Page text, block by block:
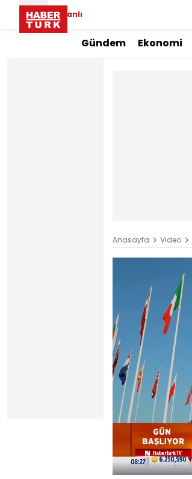
Canlı
Gündem Ekonomi
Anasayfa Video
Sesi
Aç
Yüklendi:
13.79%